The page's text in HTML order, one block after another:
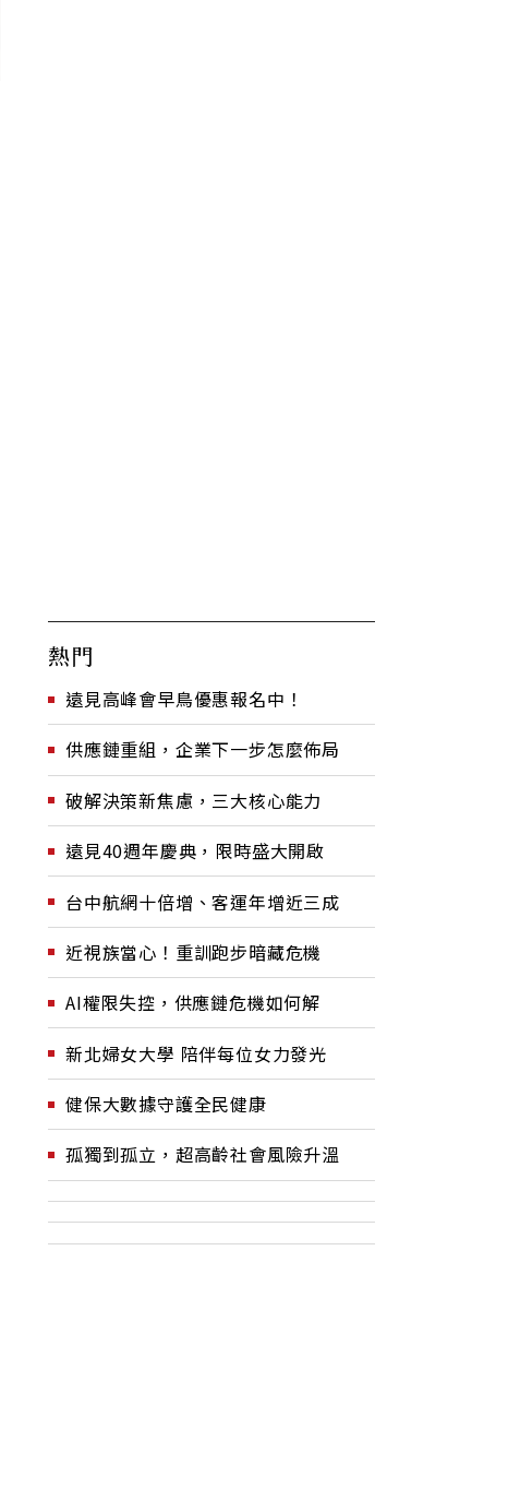
熱門
遠見高峰會早鳥優惠報名中！
供應鏈重組，企業下一步怎麼佈局
破解決策新焦慮，三大核心能力
遠見40週年慶典，限時盛大開啟
台中航網十倍增、客運年增近三成
近視族當心！重訓跑步暗藏危機
AI權限失控，供應鏈危機如何解
新北婦女大學 陪伴每位女力發光
健保大數據守護全民健康
孤獨到孤立，超高齡社會風險升溫